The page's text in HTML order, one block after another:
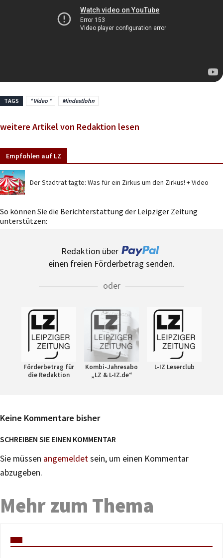
TAGS * Video * Mindestlohn
weitere Artikel von Redaktion lesen
Empfohlen auf LZ
Der Stadtrat tagte: Was für ein Zirkus um den Zirkus! + Video
So können Sie die Berichterstattung der Leipziger Zeitung
unterstützen:
Redaktion über
einen freien Förderbetrag senden.
oder
Förderbetrag für
die Redaktion
Kombi-Jahresabo
„LZ & L-IZ.de“
L-IZ Leserclub
Keine Kommentare bisher
SCHREIBEN SIE EINEN KOMMENTAR
Sie müssen angemeldetsein, um einen Kommentar
abzugeben.
Mehr zum Thema